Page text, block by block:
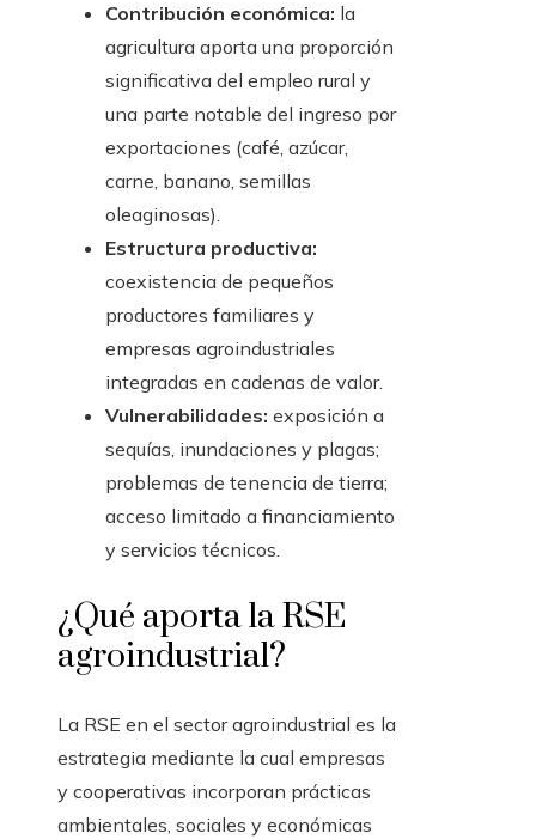
Contribución económica: la
agricultura aporta una proporción
significativa del empleo rural y
una parte notable del ingreso por
exportaciones (café, azúcar,
carne, banano, semillas
oleaginosas).
Estructura productiva:
coexistencia de pequeños
productores familiares y
empresas agroindustriales
integradas en cadenas de valor.
Vulnerabilidades: exposición a
sequías, inundaciones y plagas;
problemas de tenencia de tierra;
acceso limitado a financiamiento
y servicios técnicos.
¿Qué aporta la RSE
agroindustrial?
La RSE en el sector agroindustrial es la
estrategia mediante la cual empresas
y cooperativas incorporan prácticas
ambientales, sociales y económicas